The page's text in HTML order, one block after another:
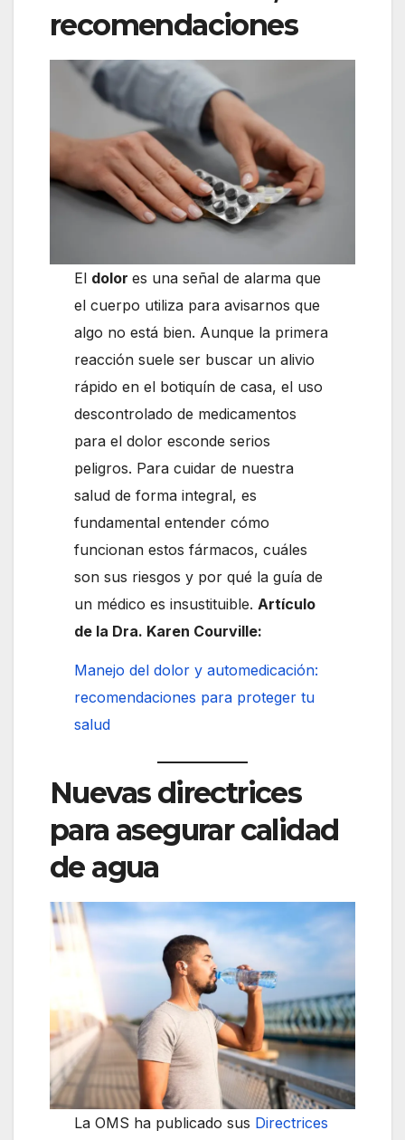
recomendaciones
El dolores una señal de alarma que
el cuerpo utiliza para avisarnos que
algo no está bien. Aunque la primera
reacción suele ser buscar un alivio
rápido en el botiquín de casa, el uso
descontrolado de medicamentos
para el dolor esconde serios
peligros. Para cuidar de nuestra
salud de forma integral, es
fundamental entender cómo
funcionan estos fármacos, cuáles
son sus riesgos y por qué la guía de
un médico es insustituible.Artículo
de la Dra. Karen Courville:
Manejo del dolor y automedicación:
recomendaciones para proteger tu
salud
Nuevas directrices
para asegurar calidad
de agua
La OMS ha publicado sus Directrices